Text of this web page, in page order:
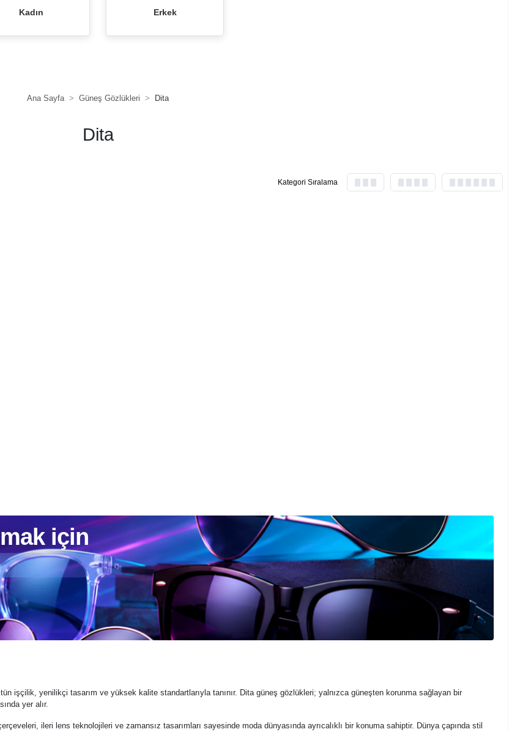
Kadın Erkek
Ana Sayfa Güneş Gözlükleri Dita
Dita
Kategori Sıralama
için
işçilik, yenilikçi tasarım ve yüksek kalite standartlarıyla tanınır. Dita güneş gözlükleri; yalnızca güneşten korunma sağlayan bir
yer alır.
ileri lens teknolojileri ve zamansız tasarımları sayesinde moda dünyasında ayrıcalıklı bir konuma sahiptir. Dünya çapında stil